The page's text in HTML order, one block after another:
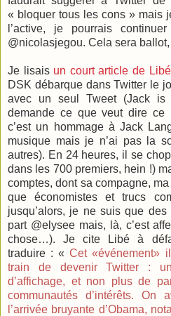
« bloquer tous les cons » mais
l’active, je pourrais
@nicolasjegou. Cela sera
Je lisais un court article de Libé
DSK débarque dans Twitter le
avec un seul Tweet (Jack is
demande ce que veut dire ce
c’est un hommage à Jack
musique mais je n’ai pas la
autres). En 24 heures, il se
dans les 700 premiers, hein !)
comptes, dont sa compagne,
que économistes et trucs
jusqu’alors, je ne suis que
part @elysee mais, là, c’est
chose…). Je cite Libé à
traduire : «Cet «événement»
train de devenir Twitter :
d’affichage, et non plus de
communautés d’intérêts.
l’arrivée bruyante d’Obama,